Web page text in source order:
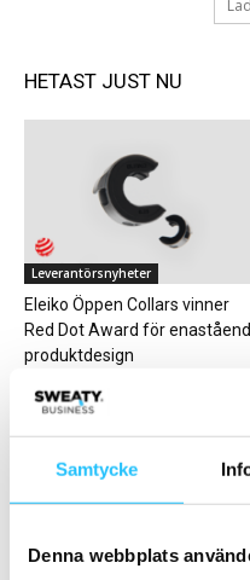
Samtycke
Denna webbplats
HETAST JUST NU
Leverantörsnyheter
Eleiko Öppen Collars vinner
Red Dot Award för
produktdesign
Sport & Fitness förändrar